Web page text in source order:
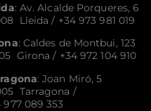
: Av. Alcalde Porqueres, 6
Lleida / +34 973 981 019
: Caldes de Montbui, 123
Girona / +34 972 104 910
: Joan Miró, 5
Tarragona /
977 089 353